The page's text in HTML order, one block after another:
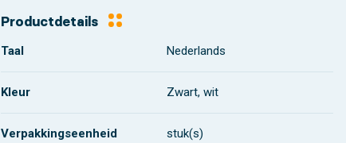
Productdetails
Taal Nederlands
Kleur Zwart, wit
Verpakkingseenheid stuk(s)